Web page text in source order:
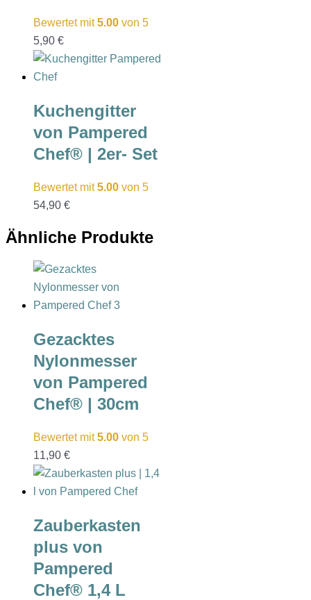
Bewertet mit5.00 von 5
5,90 €
Kuchengitter
von Pampered
Chef® | 2er- Set
Bewertet mit5.00 von 5
54,90 €
Ähnliche Produkte
Gezacktes
Nylonmesser
von Pampered
Chef® | 30cm
Bewertet mit5.00 von 5
11,90 €
Zauberkasten
plus von
Pampered
Chef® 1,4 L